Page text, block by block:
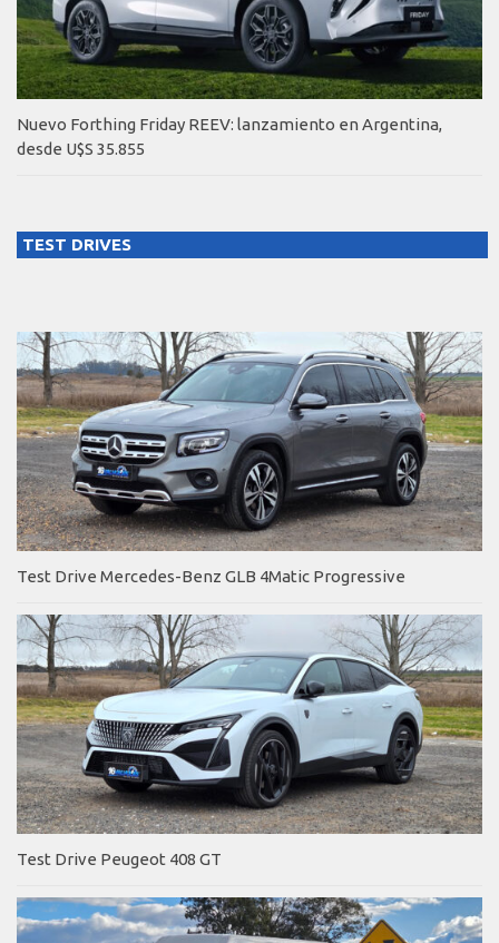
Nuevo Forthing Friday REEV: lanzamiento en Argentina,
desde U$S 35.855
TEST DRIVES
Test Drive Mercedes-Benz GLB 4Matic Progressive
Test Drive Peugeot 408 GT